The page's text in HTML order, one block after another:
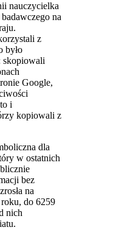
nauczycielka
na
z
było
skopiowali
Google,
i
kopiowali z
dla
w ostatnich
bez
na
do 6259
nich